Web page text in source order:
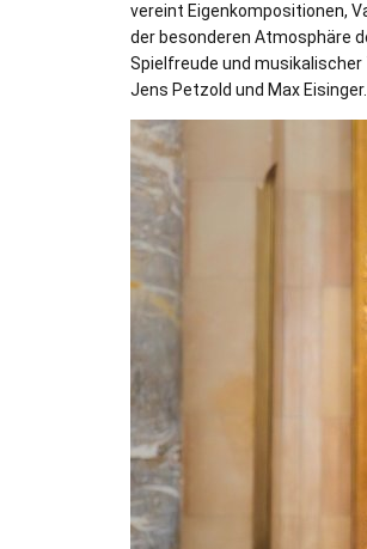
vereint Eigenkompositionen,
der besonderen Atmosphäre
Spielfreude und musikalischer
Jens Petzold und Max Eisinger.